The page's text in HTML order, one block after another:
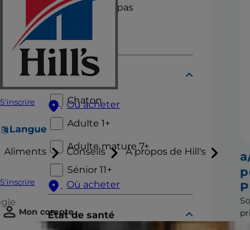
S'inscrire Où acheter
Langue
Aliments Conseils À propos de Hill's
S'inscrire
Où acheter
Mon compte
Sachets repas
Cycle de vie
Chaton
Adulte 1+
Adulte mature 7+
Sénior 11+
État de santé